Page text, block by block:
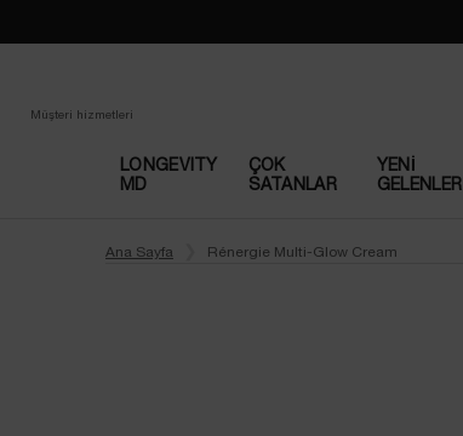
Müşteri hizmetleri
LONGEVITY
MD
ÇOK
SATANLAR​
YENI
GELENLER
Ana Sayfa
Rénergie Multi-Glow Cream